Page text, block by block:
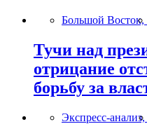
Большой Восток,
Тучи над
отрицание
борьбу за
Экспресс-анализ,